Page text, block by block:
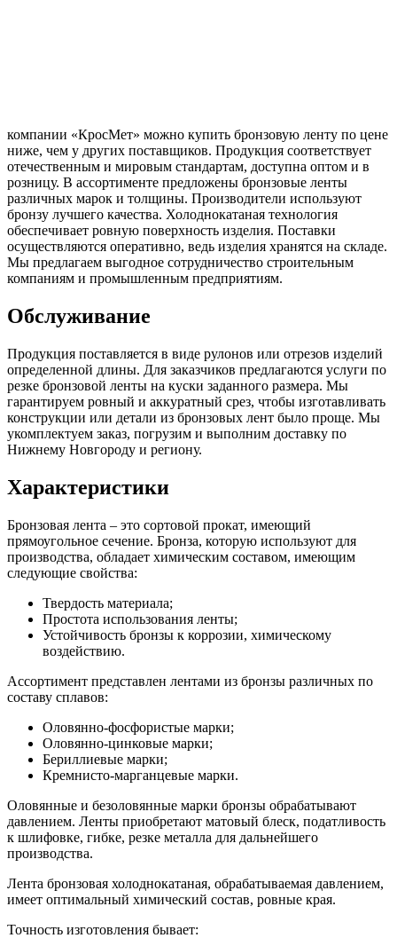
компании «КросМет» можно купить бронзовую ленту по цене
ниже, чем у других поставщиков. Продукция соответствует
отечественным и мировым стандартам, доступна оптом и в
розницу. В ассортименте предложены бронзовые ленты
различных марок и толщины. Производители используют
бронзу лучшего качества. Холоднокатаная технология
обеспечивает ровную поверхность изделия. Поставки
осуществляются оперативно, ведь изделия хранятся на складе.
Мы предлагаем выгодное сотрудничество строительным
компаниям и промышленным предприятиям.
Обслуживание
Продукция поставляется в виде рулонов или отрезов изделий
определенной длины. Для заказчиков предлагаются услуги по
резке бронзовой ленты на куски заданного размера. Мы
гарантируем ровный и аккуратный срез, чтобы изготавливать
конструкции или детали из бронзовых лент было проще. Мы
укомплектуем заказ, погрузим и выполним доставку по
Нижнему Новгороду и региону.
Характеристики
Бронзовая лента – это сортовой прокат, имеющий
прямоугольное сечение. Бронза, которую используют для
производства, обладает химическим составом, имеющим
следующие свойства:
Твердость материала;
Простота использования ленты;
Устойчивость бронзы к коррозии, химическому
воздействию.
Ассортимент представлен лентами из бронзы различных по
составу сплавов:
Оловянно-фосфористые марки;
Оловянно-цинковые марки;
Бериллиевые марки;
Кремнисто-марганцевые марки.
Оловянные и безоловянные марки бронзы обрабатывают
давлением. Ленты приобретают матовый блеск, податливость
к шлифовке, гибке, резке металла для дальнейшего
производства.
Лента бронзовая холоднокатаная, обрабатываемая давлением,
имеет оптимальный химический состав, ровные края.
Точность изготовления бывает: